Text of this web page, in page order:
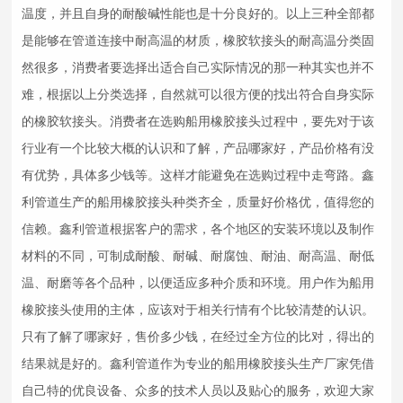
温度，并且自身的耐酸碱性能也是十分良好的。以上三种全部都
是能够在管道连接中耐高温的材质， 橡胶软接头的耐高温分类固
然很多，消费者要选择出适合自己实际情况的那一种其实也并不
难，根据以上分类选择，自然就可以很方便的找出符合自身实际
的橡胶软接头。消费者在选购船用橡胶接头过程中，要先对于该
行业有一个比较大概的认识和了解，产品哪家好，产品价格有没
有优势，具体多少钱等。这样才能避免在选购过程中走弯路。鑫
利管道生产的船用橡胶接头种类齐全，质量好价格优，值得您的
信赖。鑫利管道根据客户的需求，各个地区的安装环境以及制作
材料的不同，可制成耐酸、耐碱、耐腐蚀、耐油、耐高温、耐低
温、耐磨等各个品种，以便适应多种介质和环境。用户作为船用
橡胶接头使用的主体，应该对于相关行情有个比较清楚的认识。
只有了解了哪家好，售价多少钱，在经过全方位的比对，得出的
结果就是好的。鑫利管道作为专业的船用橡胶接头生产厂家凭借
自己特的优良设备、众多的技术人员以及贴心的服务，欢迎大家